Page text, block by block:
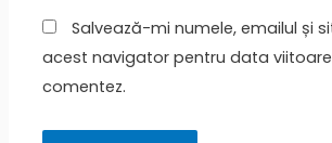
Salvează-mi numele, emailul și
acest navigator pentru data
comentez.